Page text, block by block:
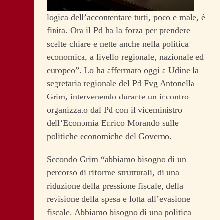
logica dell’accontentare tutti, poco e male, è
finita. Ora il Pd ha la forza per prendere
scelte chiare e nette anche nella politica
economica, a livello regionale, nazionale ed
europeo”. Lo ha affermato oggi a Udine la
segretaria regionale del Pd Fvg Antonella
Grim, intervenendo durante un incontro
organizzato dal Pd con il viceministro
dell’Economia Enrico Morando sulle
politiche economiche del Governo.
Secondo Grim “abbiamo bisogno di un
percorso di riforme strutturali, di una
riduzione della pressione fiscale, della
revisione della spesa e lotta all’evasione
fiscale. Abbiamo bisogno di una politica